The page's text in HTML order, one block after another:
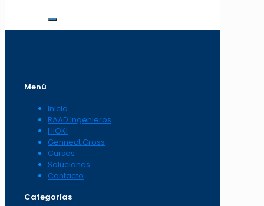
Menú
Inicio
RAAD Ingenieros
HIOKI
Gennect Cross
Cursos
Soluciones
Contacto
Categorías